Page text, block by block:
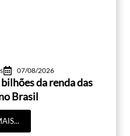
07/08/2026
da renda das
Brasil